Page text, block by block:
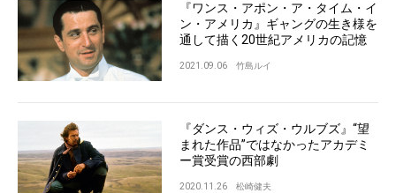
『ワンス・アポン・ア・タイム・イ
ン・アメリカ』ギャングの生き様を
通して描く20世紀アメリカの記憶
2021.09.06 竹島ルイ
『ダンス・ウィズ・ウルブズ』“望
まれた作品”ではなかったアカデミ
ー賞受賞の西部劇
2020.11.26 松崎健夫